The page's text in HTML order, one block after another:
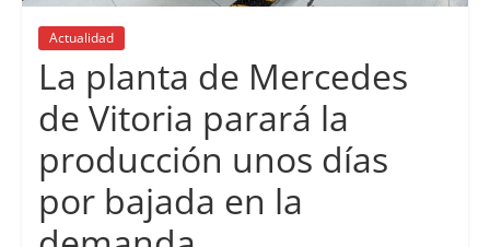
Actualidad
La planta de Mercedes
de Vitoria parará la
producción unos días
por bajada en la